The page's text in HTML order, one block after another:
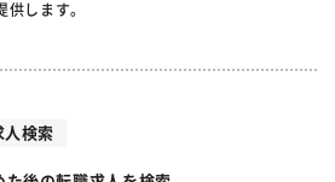
供します。
人検索